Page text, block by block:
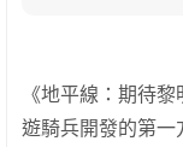
《地平線：期待
遊騎兵開發的第一